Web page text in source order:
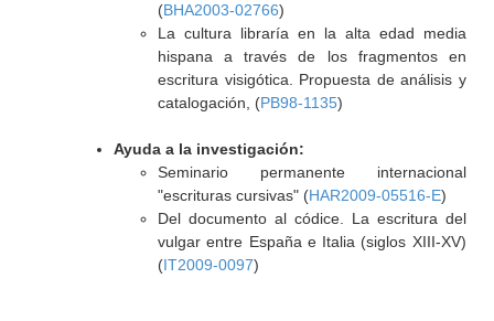
(BHA2003-02766)
La cultura libraría en la alta edad media
hispana a través de los fragmentos en
escritura visigótica. Propuesta de análisis y
catalogación, (PB98-1135)
Ayuda a la investigación:
Seminario permanente internacional
"escrituras cursivas" (HAR2009-05516-E)
Del documento al códice. La escritura del
vulgar entre España e Italia (siglos XIII-XV)
(IT2009-0097)